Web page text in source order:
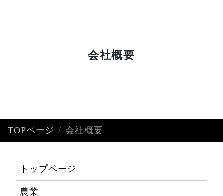
会社概要
TOPページ 会社概要
トップページ
農業